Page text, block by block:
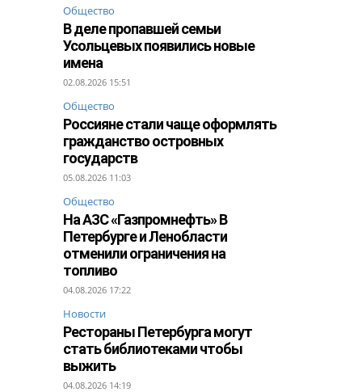
Общество
В деле пропавшей семьи
Усольцевых появились новые
имена
02.08.2026 15:51
Общество
Россияне стали чаще оформлять
гражданство островных
государств
05.08.2026 11:03
Общество
На АЗС «Газпромнефть» В
Петербурге и Ленобласти
отменили ограничения на
топливо
04.08.2026 17:22
Новости
Рестораны Петербурга могут
стать библиотеками чтобы
выжить
04.08.2026 14:19